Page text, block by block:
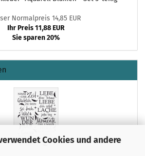
Cookies und andere
Normalpreis 14,85 EUR
Ihr Preis 11,88 EUR
Sie sparen 20%